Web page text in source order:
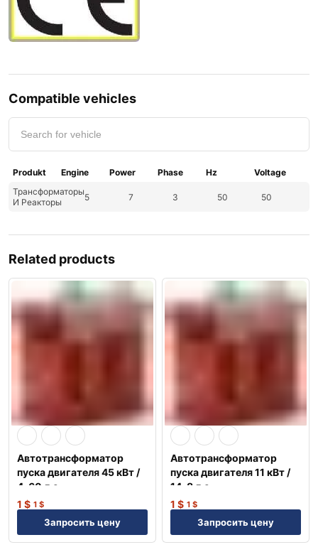
Compatible vehicles
Produkt Engine Power Phase Hz
Voltage
Трансформаторы
И Реакторы
5 7 3 50 50
Related products
Автотрансформатор
пуска двигателя 45 кВт /
4, 60 л.с. —
Профессиональное
решение NEP
1 $ 1 $
Запросить цену
Автотрансформатор
пуска двигателя 11 кВт /
14, 8 л.с. —
Профессиональное
решение NEP
1 $ 1 $
Запросить цену